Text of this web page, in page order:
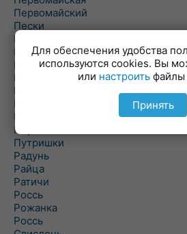
Первомайский
Пески
Петревичи
Погородно
Пограничный
Подлабенье
Подольцы
Подороск
Поречье
Порозово
Путришки
Радунь
Райца
Ратичи
Роcсь
Рожанка
Россь
Для обеспечения удобства
используются cookies. Вы
или настроить файлы
Принять